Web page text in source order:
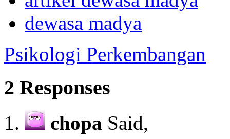
dewasa madya
Psikologi Perkembangan
2 Responses
chopa Said,